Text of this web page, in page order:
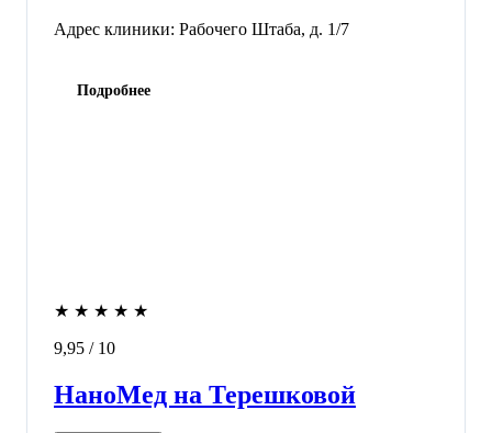
Адрес клиники: Рабочего Штаба, д. 1/7
Подробнее
★ ★ ★ ★ ★
9,95 / 10
НаноМед на Терешковой